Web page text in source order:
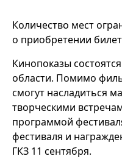
Количество мест
о приобретении
Кинопоказы
области. Помимо
смогут насладиться
творческими
программой
фестиваля и
ГКЗ 11 сентября.